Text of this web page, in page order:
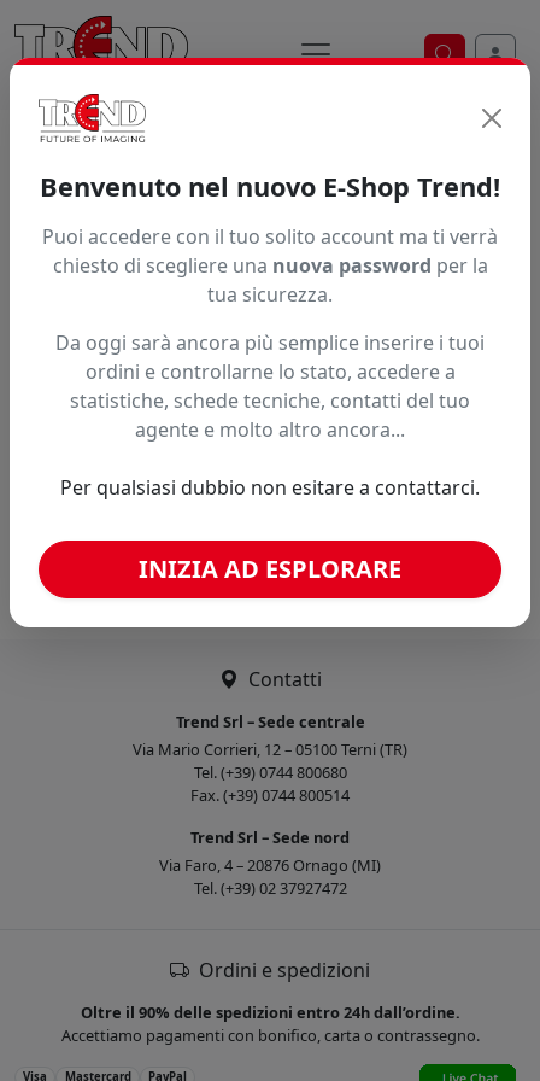
Ricerca
Articolo non trovato.
Hai trovato questo prodotto ad un prezzo più basso?
Fai una segnalazione
Confronta con articoli simili
Caricamento confronto...
Contatti
Trend Srl – Sede centrale
Via Mario Corrieri, 12 – 05100 Terni (TR)
Tel. (+39) 0744 800680
Fax. (+39) 0744 800514
Trend Srl – Sede nord
Via Faro, 4 – 20876 Ornago (MI)
Tel. (+39) 02 37927472
Ordini e spedizioni
Oltre il 90% delle spedizioni entro 24h dall’ordine.
Accettiamo pagamenti con bonifico, carta o contrassegno.
Visa Mastercard PayPal
Benvenuto nel nuovo E-Shop Trend!
Puoi accedere con il tuo solito account ma ti verrà
chiesto di scegliere una nuova password per la
tua sicurezza.
Da oggi sarà ancora più semplice inserire i tuoi
ordini e controllarne lo stato, accedere a
statistiche, schede tecniche, contatti del tuo
agente e molto altro ancora...
Per qualsiasi dubbio non esitare a contattarci.
INIZIA AD ESPLORARE